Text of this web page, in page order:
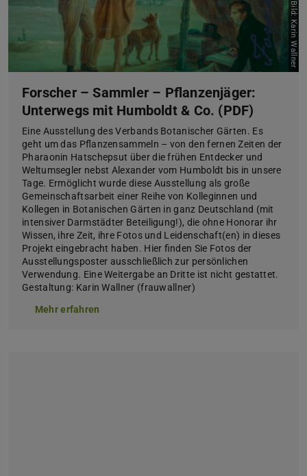
Bild: Karin Wallner
Forscher – Sammler – Pflanzenjäger:
Unterwegs mit Humboldt & Co. (PDF)
Eine Ausstellung des Verbands Botanischer Gärten. Es
geht um das Pflanzensammeln – von den fernen Zeiten der
Pharaonin Hatschepsut über die frühen Entdecker und
Weltumsegler nebst Alexander vom Humboldt bis in unsere
Tage. Ermöglicht wurde diese Ausstellung als große
Gemeinschaftsarbeit einer Reihe von Kolleginnen und
Kollegen in Botanischen Gärten in ganz Deutschland (mit
intensiver Darmstädter Beteiligung!), die ohne Honorar ihr
Wissen, ihre Zeit, ihre Fotos und Leidenschaft(en) in dieses
Projekt eingebracht haben. Hier finden Sie Fotos der
Ausstellungsposter ausschließlich zur persönlichen
Verwendung. Eine Weitergabe an Dritte ist nicht gestattet.
Gestaltung: Karin Wallner (frauwallner)
Mehr erfahren